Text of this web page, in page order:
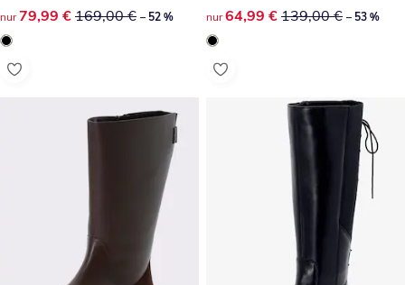
reduzierter Preis 79,99 €, vorheriger Preis: 169,00 €
nur 79,99 € 169,00 € – 52 % reduzierter Preis 64,99 €,
nur 64,99 € 139,00 € – 53 %